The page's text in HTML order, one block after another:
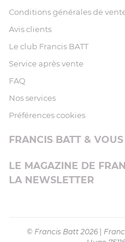
Conditions générales de
Avis clients
Le club Francis BATT
Service après vente
FAQ
Nos services
Préférences cookies
FRANCIS BATT & VOUS
LE MAGAZINE DE
LA NEWSLETTER
© Francis Batt 2026